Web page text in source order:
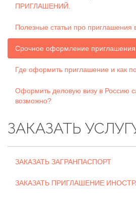
ПРИГЛАШЕНИЙ.
Полезные статьи про приглашения
Срочное оформление приглашения
Где оформить приглашение и как
Оформить деловую визу в Россию
возможно?
ЗАКАЗАТЬ
ЗАКАЗАТЬ ЗАГРАНПАСПОРТ
ЗАКАЗАТЬ ПРИГЛАШЕНИЕ